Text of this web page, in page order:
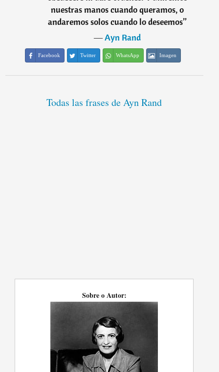
nuestras manos cuando queramos, o
andaremos solos cuando lo deseemos”
―Ayn Rand
Facebook Twitter WhatsApp Imagen
Todas las frases de Ayn Rand
Sobre o Autor: